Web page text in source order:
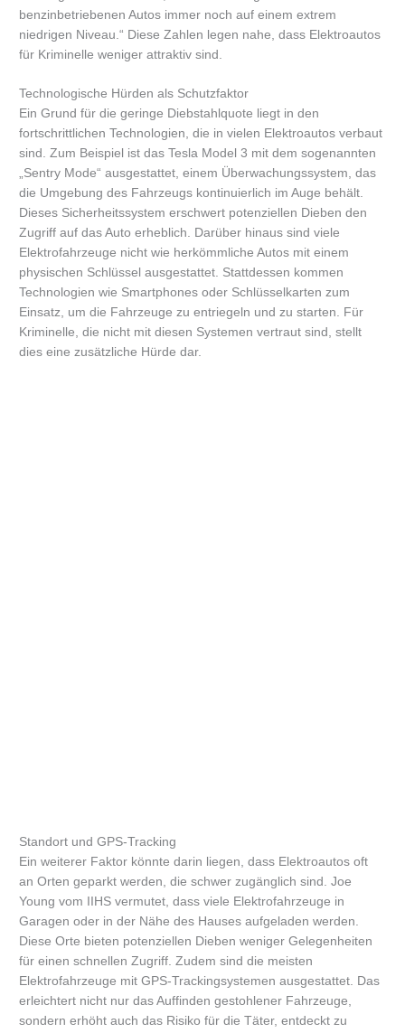
benzinbetriebenen Autos immer noch auf einem extrem
niedrigen Niveau.“ Diese Zahlen legen nahe, dass Elektroautos
für Kriminelle weniger attraktiv sind.
Technologische Hürden als Schutzfaktor
Ein Grund für die geringe Diebstahlquote liegt in den
fortschrittlichen Technologien, die in vielen Elektroautos verbaut
sind. Zum Beispiel ist das Tesla Model 3 mit dem sogenannten
„Sentry Mode“ ausgestattet, einem Überwachungssystem, das
die Umgebung des Fahrzeugs kontinuierlich im Auge behält.
Dieses Sicherheitssystem erschwert potenziellen Dieben den
Zugriff auf das Auto erheblich. Darüber hinaus sind viele
Elektrofahrzeuge nicht wie herkömmliche Autos mit einem
physischen Schlüssel ausgestattet. Stattdessen kommen
Technologien wie Smartphones oder Schlüsselkarten zum
Einsatz, um die Fahrzeuge zu entriegeln und zu starten. Für
Kriminelle, die nicht mit diesen Systemen vertraut sind, stellt
dies eine zusätzliche Hürde dar.
Standort und GPS-Tracking
Ein weiterer Faktor könnte darin liegen, dass Elektroautos oft
an Orten geparkt werden, die schwer zugänglich sind. Joe
Young vom IIHS vermutet, dass viele Elektrofahrzeuge in
Garagen oder in der Nähe des Hauses aufgeladen werden.
Diese Orte bieten potenziellen Dieben weniger Gelegenheiten
für einen schnellen Zugriff. Zudem sind die meisten
Elektrofahrzeuge mit GPS-Trackingsystemen ausgestattet. Das
erleichtert nicht nur das Auffinden gestohlener Fahrzeuge,
sondern erhöht auch das Risiko für die Täter, entdeckt zu